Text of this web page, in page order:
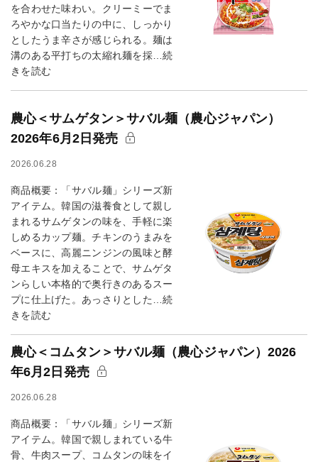
を合わせた味わい。クリーミーでま
ろやかな口当たりの中に、しっかり
としたうま辛さが感じられる。麺は
溝のある平打ちの太縮れ麺を採…続
きを読む
農心＜サムゲタン＞サバル麺（農心ジャパン）
2026年6月2日発売
2026.06.28
商品概要：「サバル麺」シリーズ新
アイテム。韓国の滋養食として親し
まれるサムゲタンの味を、手軽に楽
しめるカップ麺。チキンのうまみを
ベースに、高麗ニンジンの風味と酵
母エキスを加えることで、サムゲタ
ンらしい本格的で奥行きのあるスー
プに仕上げた。あっさりとした…続
きを読む
農心＜コムタン＞サバル麺（農心ジャパン）2026
年6月2日発売
2026.06.28
商品概要：「サバル麺」シリーズ新
アイテム。韓国で親しまれている牛
骨、牛肉スープ、コムタンの味をイ